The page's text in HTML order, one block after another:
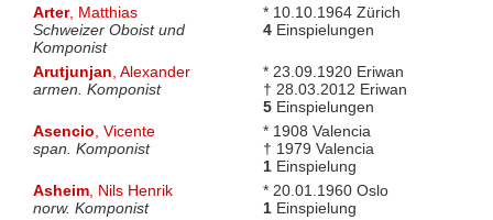
Arter, Matthias
Schweizer Oboist und
Komponist
* 10.10.1964 Zürich
4Einspielungen
Arutjunjan, Alexander
armen. Komponist
* 23.09.1920 Eriwan
† 28.03.2012 Eriwan
5Einspielungen
Asencio, Vicente
span. Komponist
* 1908 Valencia
† 1979 Valencia
1Einspielung
Asheim, Nils Henrik
norw. Komponist
* 20.01.1960 Oslo
1Einspielung